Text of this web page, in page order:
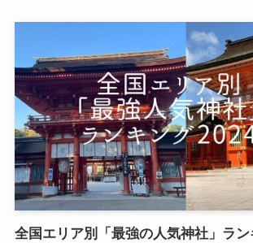
全国エリア別「最強の人気神社」ラ